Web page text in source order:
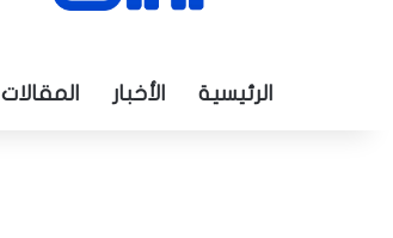
الرئيسية الأخبار المقالات